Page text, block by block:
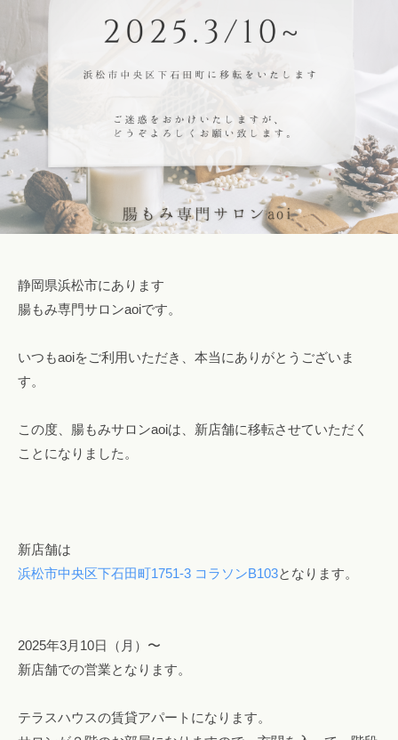
m
i
l
c
m
静岡県浜松市にあります
腸もみ専門サロンaoiです。
いつもaoiをご利用いただき、本当にありがとうございま
す。
この度、腸もみサロンaoiは、新店舗に移転させていただく
ことになりました。
新店舗は
浜松市中央区下石田町1751-3 コラソンB103となります。
2025年3月10日（月）〜
新店舗での営業となります。
テラスハウスの賃貸アパートになります。